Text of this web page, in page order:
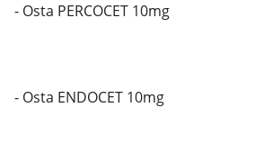
- Osta PERCOCET 10mg
- Osta ENDOCET 10mg